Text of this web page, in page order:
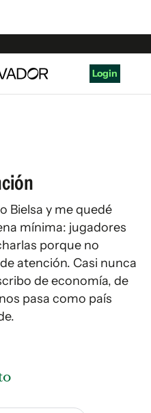
Login
Bielsa y me quedé
mínima: jugadores
porque no
atención. Casi nunca
de economía, de
pasa como país